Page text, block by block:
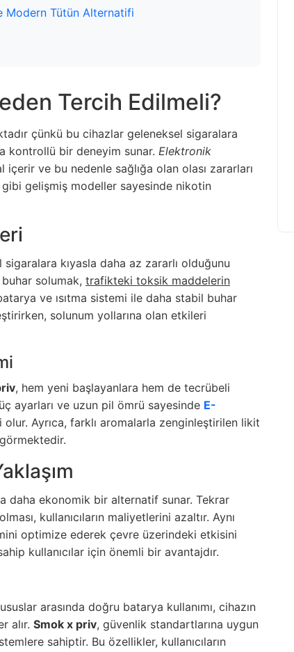
Modern Tütün Alternatifi
Tercih Edilmeli?
çünkü bu cihazlar geleneksel sigaralara
kontrollü bir deneyim sunar. Elektronik
ve bu nedenle sağlığa olan olası zararları
gibi gelişmiş modeller sayesinde nikotin
sigaralara kıyasla daha az zararlı olduğunu
solumak, trafikteki toksik maddelerin
ve ısıtma sistemi ile daha stabil buhar
solunum yollarına olan etkileri
, hem yeni başlayanlara hem de tecrübeli
ayarları ve uzun pil ömrü sayesinde E-
Ayrıca, farklı aromalarla zenginleştirilen likit
daha ekonomik bir alternatif sunar. Tekrar
kullanıcıların maliyetlerini azaltır. Aynı
optimize ederek çevre üzerindeki etkisini
kullanıcılar için önemli bir avantajdır.
arasında doğru batarya kullanımı, cihazın
alır. Smok x priv, güvenlik standartlarına uygun
sahiptir. Bu özellikler, kullanıcıların